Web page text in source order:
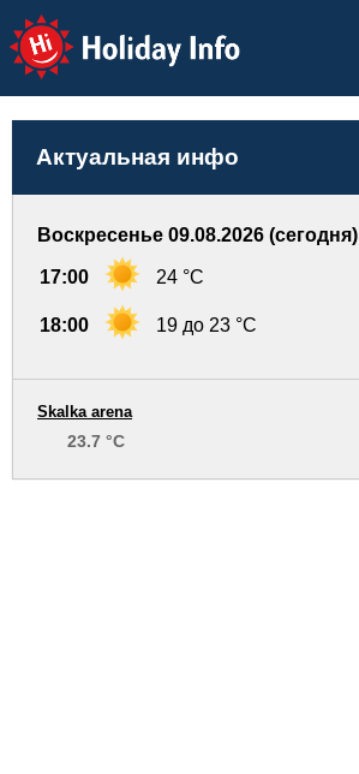
Holiday Info
Актуальная инфо
Воскресенье 09.08.2026 (сегодня)
17:00 24 °C
18:00 19 до 23 °C
Skalka arena
23.7 °C